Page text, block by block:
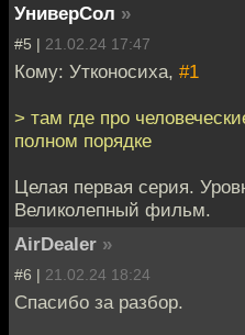
УниверСол »
#5 | 21.02.24 17:47
Кому: Утконосиха, #1
> там где про
полном порядке
Целая первая серия.
Великолепный фильм.
AirDealer »
#6 | 21.02.24 18:24
Спасибо за разбор.